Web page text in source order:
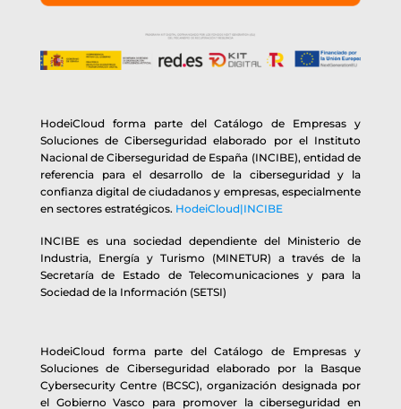
HodeiCloud forma parte del Catálogo de Empresas y
Soluciones de Ciberseguridad elaborado por el Instituto
Nacional de Ciberseguridad de España (INCIBE), entidad de
referencia para el desarrollo de la ciberseguridad y la
confianza digital de ciudadanos y empresas, especialmente
en sectores estratégicos. HodeiCloud|INCIBE
INCIBE es una sociedad dependiente del Ministerio de
Industria, Energía y Turismo (MINETUR) a través de la
Secretaría de Estado de Telecomunicaciones y para la
Sociedad de la Información (SETSI)
HodeiCloud forma parte del Catálogo de Empresas y
Soluciones de Ciberseguridad elaborado por la Basque
Cybersecurity Centre (BCSC), organización designada por
el Gobierno Vasco para promover la ciberseguridad en